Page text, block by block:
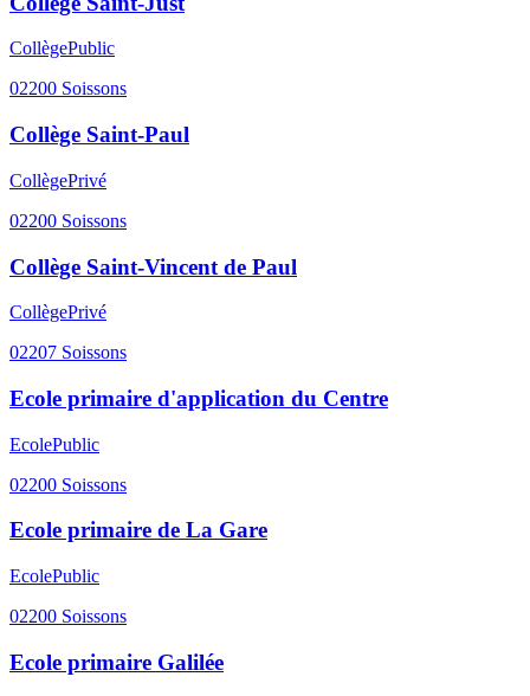
CollègePublic
02200 Soissons
Collège Saint-Paul
CollègePrivé
02200 Soissons
Collège Saint-Vincent de Paul
CollègePrivé
02207 Soissons
Ecole primaire d'application du Centre
EcolePublic
02200 Soissons
Ecole primaire de La Gare
EcolePublic
02200 Soissons
Ecole primaire Galilée